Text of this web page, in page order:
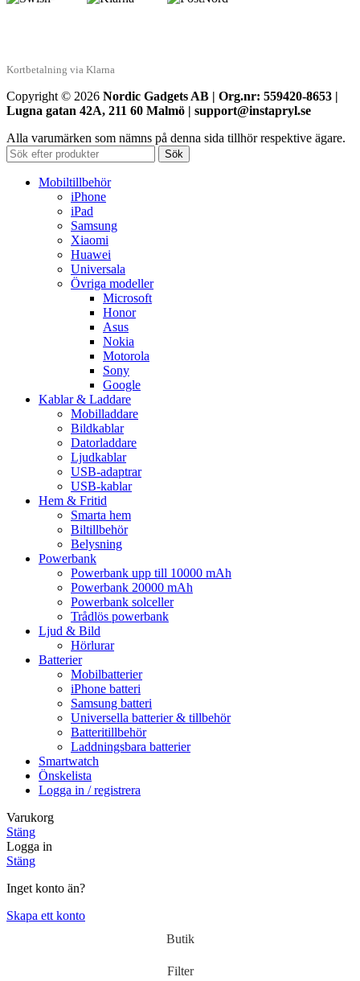
Kortbetalning via Klarna
Copyright © 2026 Nordic Gadgets AB | Org.nr: 559420-8653 |
Lugna gatan 42A, 211 60 Malmö | support@instapryl.se
Alla varumärken som nämns på denna sida tillhör respektive ägare.
Sök
Mobiltillbehör
iPhone
iPad
Samsung
Xiaomi
Huawei
Universala
Övriga modeller
Microsoft
Honor
Asus
Nokia
Motorola
Sony
Google
Kablar & Laddare
Mobilladdare
Bildkablar
Datorladdare
Ljudkablar
USB-adaptrar
USB-kablar
Hem & Fritid
Smarta hem
Biltillbehör
Belysning
Powerbank
Powerbank upp till 10000 mAh
Powerbank 20000 mAh
Powerbank solceller
Trådlös powerbank
Ljud & Bild
Hörlurar
Batterier
Mobilbatterier
iPhone batteri
Samsung batteri
Universella batterier & tillbehör
Batteritillbehör
Laddningsbara batterier
Smartwatch
Önskelista
Logga in / registrera
Varukorg
Stäng
Logga in
Stäng
Inget konto än?
Skapa ett konto
Butik
Filter